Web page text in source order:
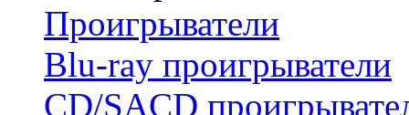
Проигрыватели
Blu-ray проигрыватели
CD/SACD